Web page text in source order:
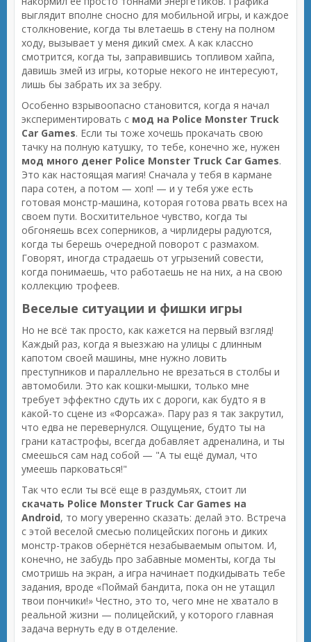
выглядит вполне сносно для мобильной игры, и каждое
столкновение, когда ты влетаешь в стену на полном
ходу, вызывает у меня дикий смех. А как классно
смотрится, когда ты, заправившись топливом хайпа,
давишь змей из игры, которые некого не интересуют,
лишь бы забрать их за зебру.
Особенно взрывоопасно становится, когда я начал
экспериментировать с мод на Police Monster Truck
Car Games. Если ты тоже хочешь прокачать свою
тачку на полную катушку, то тебе, конечно же, нужен
мод много денег Police Monster Truck Car Games.
Это как настоящая магия! Сначала у тебя в кармане
пара сотен, а потом — хоп! — и у тебя уже есть
готовая монстр-машина, которая готова рвать всех на
своем пути. Восхитительное чувство, когда ты
обгоняешь всех соперников, а чирлидеры радуются,
когда ты берешь очередной поворот с размахом.
Говорят, иногда страдаешь от угрызений совести,
когда понимаешь, что работаешь не на них, а на свою
коллекцию трофеев.
Веселые ситуации и фишки игры
Но не всё так просто, как кажется на первый взгляд!
Каждый раз, когда я выезжаю на улицы с длинным
капотом своей машины, мне нужно ловить
преступников и параллельно не врезаться в столбы и
автомобили. Это как кошки-мышки, только мне
требует эффектно сдуть их с дороги, как будто я в
какой-то сцене из «Форсажа». Пару раз я так закрутил,
что едва не перевернулся. Ощущение, будто ты на
грани катастрофы, всегда добавляет адреналина, и ты
смеешься сам над собой — "А ты ещё думал, что
умеешь парковаться!"
Так что если ты всё еще в раздумьях, стоит ли
скачать Police Monster Truck Car Games на
Android, то могу уверенно сказать: делай это. Встреча
с этой веселой смесью полицейских погонь и диких
монстр-траков обернётся незабываемым опытом. И,
конечно, не забудь про забавные моменты, когда ты
смотришь на экран, а игра начинает подкидывать тебе
задания, вроде «Поймай бандита, пока он не утащил
твои пончики!» Честно, это то, чего мне не хватало в
реальной жизни — полицейский, у которого главная
задача вернуть еду в отделение.